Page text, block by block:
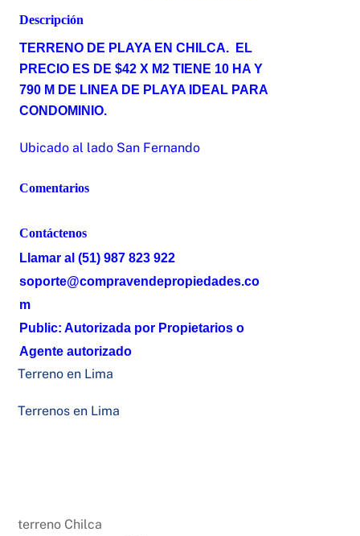
Descripción
TERRENO DE PLAYA EN CHILCA. EL
PRECIO ES DE $42 X M2 TIENE 10 HA Y
790 M DE LINEA DE PLAYA IDEAL PARA
CONDOMINIO.
Ubicado al lado San Fernando
Comentarios
Contáctenos
Llamar al (51) 987 823 922
soporte@compravendepropiedades.co
m
Public: Autorizada por Propietarios o
Agente autorizado
Terreno en Lima
Terrenos en Lima
terreno Chilca